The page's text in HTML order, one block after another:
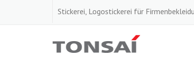
Stickerei, Logostickerei für